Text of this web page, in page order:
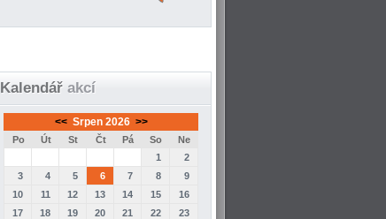
Kalendář akcí
<< Srpen 2026 >>
Po Út St Čt Pá So
Ne
1
2
3
4 5 6 7 8
9
10
11 12 13 14 15
16
17
18 19 20 21 22
23